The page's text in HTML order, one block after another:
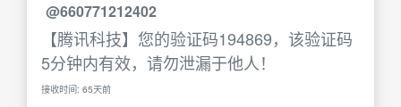
@660771212402
【腾讯科技】您的验证码194869，该验证码
5分钟内有效，请勿泄漏于他人！
接收时间: 65天前